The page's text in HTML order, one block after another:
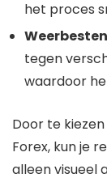
het proces
tegen
waardoor
Door te
Forex, kun je
alleen visueel